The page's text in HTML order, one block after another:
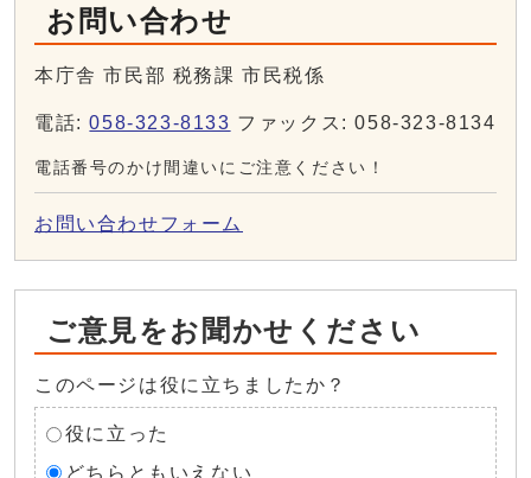
お問い合わせ
本庁舎 市民部 税務課 市民税係
電話:058-323-8133 ファックス: 058-323-8134
電話番号のかけ間違いにご注意ください！
お問い合わせフォーム
ご意見をお聞かせください
このページは役に立ちましたか？
役に立った
どちらともいえない